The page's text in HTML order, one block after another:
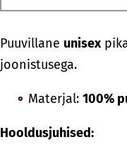
Puuvillane unisex
joonistusega.
Materjal: 100%
Hooldusjuhised: